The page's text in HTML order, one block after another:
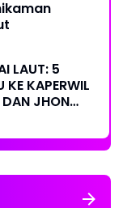
LAUT: 5
KE KAPERWIL
DAN JHON